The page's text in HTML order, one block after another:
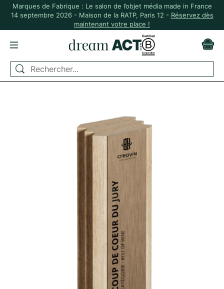
Marques de Fabrique : Le salon de l’objet média made in France
14 septembre 2026 - Maison de la RATP, Paris 12 - Réservez dès
maintenant votre place !
ACCUEIL SPORT
TROPHÉE SILLON EN BOIS FABRIQUÉ EN FRANCE